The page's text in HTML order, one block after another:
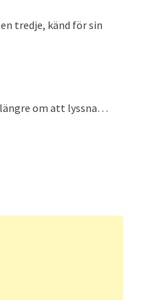
tredje, känd för sin
längre om att lyssna…